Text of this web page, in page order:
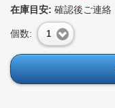
在庫目安: 確認後ご連絡
個数: 1